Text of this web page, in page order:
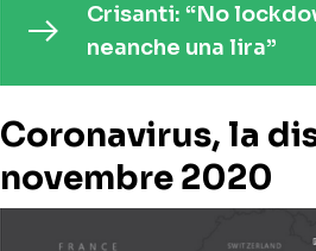
Crisanti: “No
neanche una lira”
Coronavirus, la
novembre 2020